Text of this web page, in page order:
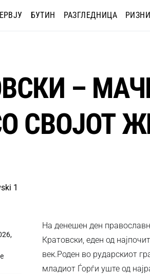
БУТИН РАЗГЛЕДНИЦА
–
СВОЈОТ
На денешен ден
Кратовски, еден од
век.Роден во рударскиот
младиот Ѓорѓи уште од